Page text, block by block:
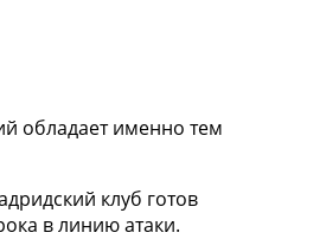
обладает именно тем
клуб готов
в линию атаки.